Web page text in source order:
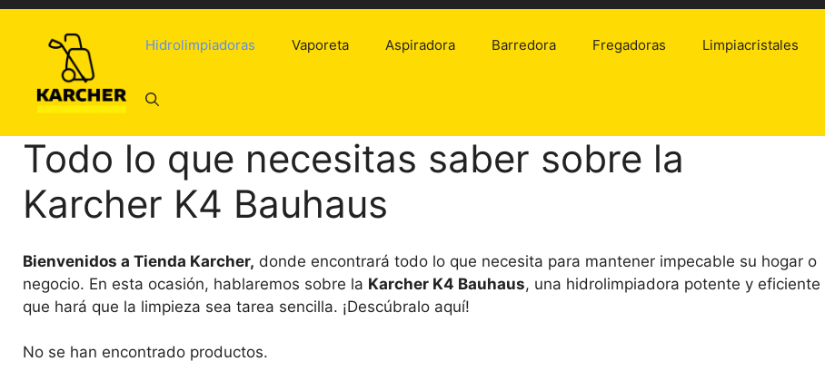
Saltar
contenido
Hidrolimpiadoras Vaporeta Aspiradora Barredora Fregadoras Limpiacristales
Todo lo que necesitas saber sobre la
Karcher K4 Bauhaus
Bienvenidos a Tienda Karcher, donde encontrará todo lo que necesita para mantener impecable su hogar o
negocio. En esta ocasión, hablaremos sobre la Karcher K4 Bauhaus, una hidrolimpiadora potente y eficiente
que hará que la limpieza sea tarea sencilla. ¡Descúbralo aquí!
No se han encontrado productos.